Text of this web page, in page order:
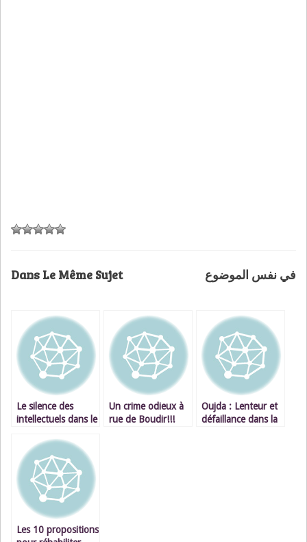
Dans Le Même Sujet في نفس الموضوع
Le silence des
intellectuels dans le
marocain!
Un crime odieux à
rue de Boudir!!!
Oujda : Lenteur et
défaillance dans la
Les 10 propositions